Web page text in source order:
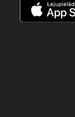
Kino
Klubs